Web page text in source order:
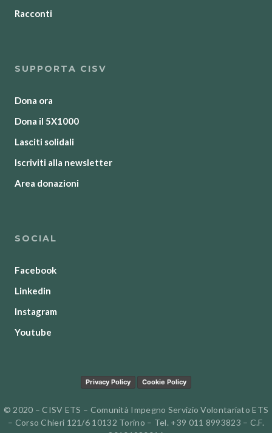
Racconti
SUPPORTA CISV
Dona ora
Dona il 5X1000
Lasciti solidali
Iscriviti alla newsletter
Area donazioni
SOCIAL
Facebook
Linkedin
Instagram
Youtube
Privacy Policy Cookie Policy
© 2020 – CISV ETS – Comunità Impegno Servizio Volontariato ETS
– Corso Chieri 121/6 10132 Torino – Tel. +39 011 8993823 – C.F.